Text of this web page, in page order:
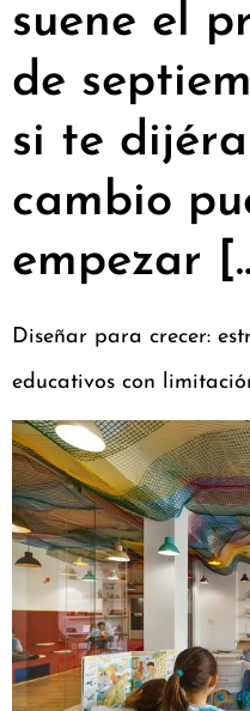
suene el
de
si te
cambio
empezar
Diseñar para crecer:
educativos con